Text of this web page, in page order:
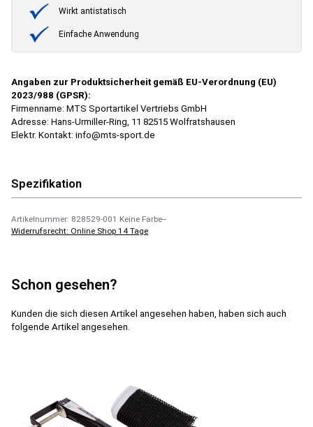
Wirkt antistatisch
Einfache Anwendung
Angaben zur Produktsicherheit gemäß EU-Verordnung (EU)
2023/988 (GPSR):
Firmenname: MTS Sportartikel Vertriebs GmbH
Adresse: Hans-Urmiller-Ring, 11 82515 Wolfratshausen
Elektr. Kontakt: info@mts-sport.de
Spezifikation
Artikelnummer: 828529-001 Keine Farbe--
Widerrufsrecht: Online Shop 14 Tage
Schon gesehen?
Kunden die sich diesen Artikel angesehen haben, haben sich auch
folgende Artikel angesehen.